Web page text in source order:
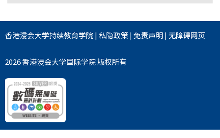
香港浸会大学持续教育学院| 私隐政策|免责声明|无障碍网页
2026 香港浸会大学国际学院 版权所有